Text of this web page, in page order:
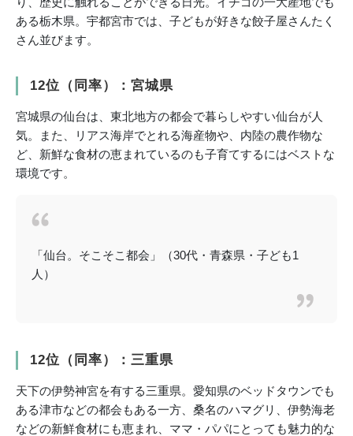
ある栃木県。宇都宮市では、子どもが好きな餃子屋さんたく
さん並びます。
12位（同率）：宮城県
宮城県の仙台は、東北地方の都会で暮らしやすい仙台が人
気。また、リアス海岸でとれる海産物や、内陸の農作物な
ど、新鮮な食材の恵まれているのも子育てするにはベストな
環境です。
「仙台。そこそこ都会」（30代・青森県・子ども1
人）
12位（同率）：三重県
天下の伊勢神宮を有する三重県。愛知県のベッドタウンでも
ある津市などの都会もある一方、桑名のハマグリ、伊勢海老
などの新鮮食材にも恵まれ、ママ・パパにとっても魅力的な